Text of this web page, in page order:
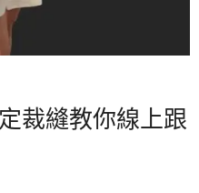
裁縫教你線上跟